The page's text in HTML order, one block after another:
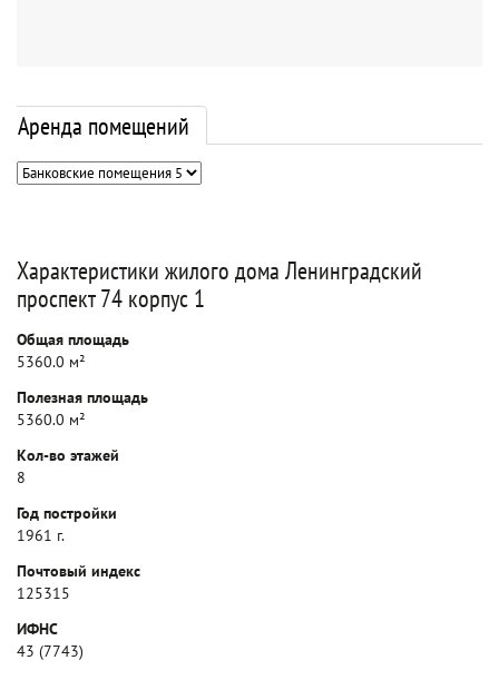
Аренда помещений
Характеристики жилого дома Ленинградский
проспект 74 корпус 1
Общая площадь
5360.0 м²
Полезная площадь
5360.0 м²
Кол-во этажей
8
Год постройки
1961 г.
Почтовый индекс
125315
ИФНС
43 (7743)